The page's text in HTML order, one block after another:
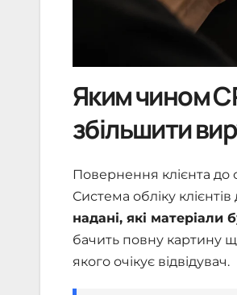
Яким чином
збільшити
Повернення клієнта до
Система обліку
надані, які
бачить повну картину
якого очікує відвідувач.